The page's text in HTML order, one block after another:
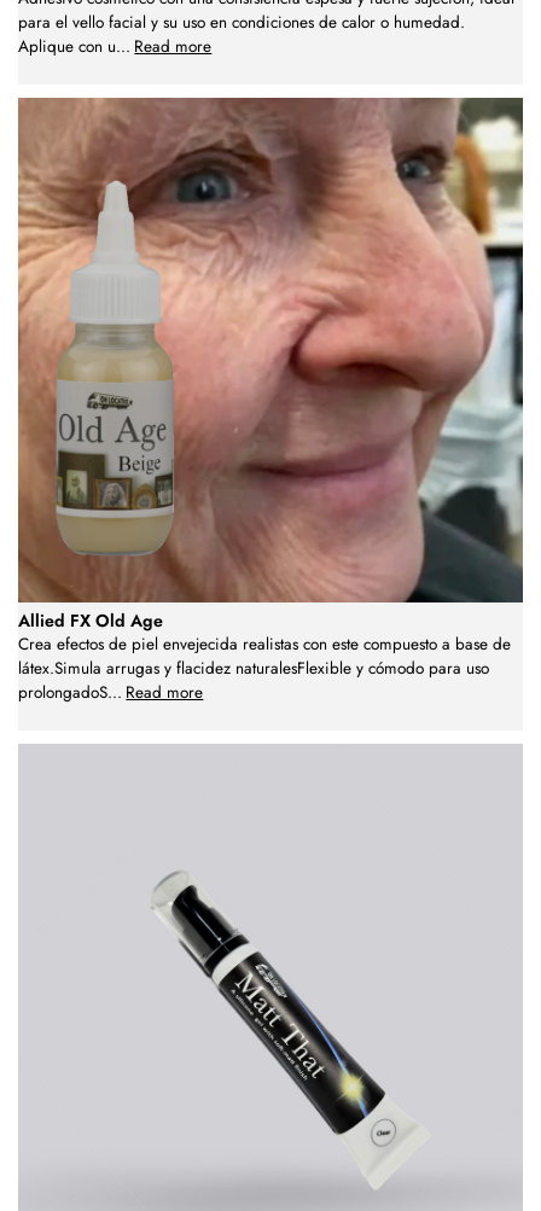
para el vello facial y su uso en condiciones de calor o humedad.
Aplique con u... Read more
Allied FX Old Age
Crea efectos de piel envejecida realistas con este compuesto a base de
látex.Simula arrugas y flacidez naturalesFlexible y cómodo para uso
prolongadoS... Read more